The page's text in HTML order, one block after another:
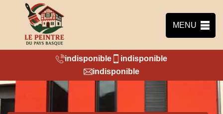
MENU
indisponible
indisponible
indisponible